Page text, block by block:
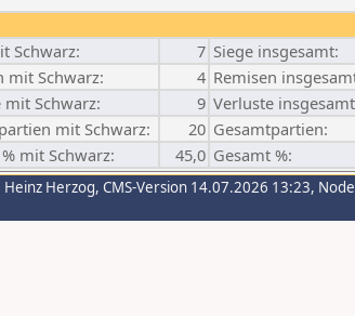
Schwarz: 7 Siege insgesamt:
mit Schwarz: 4 Remisen
mit Schwarz: 9 Verluste
mit Schwarz: 20 Gesamtpartien:
mit Schwarz: 45,0 Gesamt %:
Herzog, CMS-Version 14.07.2026 13:23, Node